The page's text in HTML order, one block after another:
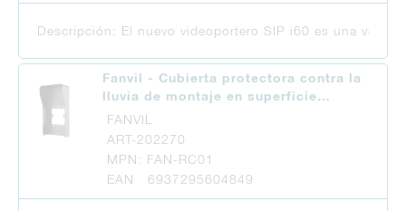
Descripción: El nuevo videoportero SIP i60 es una
Fanvil - Cubierta protectora contra la
lluvia de montaje en superficie…
FANVIL
ART-202270
MPN: FAN-RC01
EAN 6937295604849